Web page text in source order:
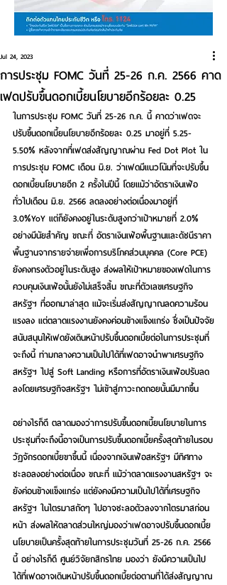
การประชุม FOMC วันที่ 25-26 ก.ค. 2566 คาด
เฟดปรับขึ้นดอกเบี้ยนโยบายอีกร้อยละ 0.25
Jul 24, 2023
ในการประชุม FOMC วันที่ 25-26 ก.ค. นี้ คาดว่าเฟดจะ
ปรับขึ้นดอกเบี้ยนโยบายอีกร้อยละ 0.25 มาอยู่ที่ 5.25-
5.50% หลังจากที่เฟดส่งสัญญาณผ่าน Fed Dot Plot ใน
การประชุม FOMC เดือน มิ.ย. ว่าเฟดมีแนวโน้มที่จะปรับขึ้น
ดอกเบี้ยนโยบายอีก 2 ครั้งในปีนี้ โดยแม้ว่าอัตราเงินเฟ้อ
ทั่วไปเดือน มิ.ย. 2566 ลดลงอย่างต่อเนื่องมาอยู่ที่
3.0%YoY แต่ก็ยังคงอยู่ในระดับสูงกว่าเป้าหมายที่ 2.0%
อย่างมีนัยสำคัญ ขณะที่ อัตราเงินเฟ้อพื้นฐานและดัชนีราคา
พื้นฐานจากรายจ่ายเพื่อการบริโภคส่วนบุคคล (Core PCE)
ยังคงทรงตัวอยู่ในระดับสูง ส่งผลให้เป้าหมายของเฟดในการ
ควบคุมเงินเฟ้อนั้นยังไม่เสร็จสิ้น ขณะที่ตัวเลขเศรษฐกิจ
สหรัฐฯ ที่ออกมาล่าสุด แม้จะเริ่มส่งสัญญาณลดความร้อน
แรงลง แต่ตลาดแรงงานยังคงค่อนข้างแข็งแกร่ง ซึ่งเป็นปัจจัย
สนับสนุนให้เฟดยังเดินหน้าปรับขึ้นดอกเบี้ยต่อในการประชุมที่
จะถึงนี้ ท่ามกลางความเป็นไปได้ที่เฟดอาจนำพาเศรษฐกิจ
สหรัฐฯ ไปสู่ Soft Landing หรือการที่อัตราเงินเฟ้อปรับลด
ลงโดยเศรษฐกิจสหรัฐฯ ไม่เข้าสู่ภาวะถดถอยนั้นมีมากขึ้น
อย่างไรก็ดี ตลาดมองว่าการปรับขึ้นดอกเบี้ยนโยบายในการ
ประชุมที่จะถึงนี้อาจเป็นการปรับขึ้นดอกเบี้ยครั้งสุดท้ายในรอบ
วัฏจักรดอกเบี้ยขาขึ้นนี้ เนื่องจากเงินเฟ้อสหรัฐฯ มีทิศทาง
ชะลอลงอย่างต่อเนื่อง ขณะที่ แม้ว่าตลาดแรงงานสหรัฐฯ จะ
ยังค่อนข้างแข็งแกร่ง แต่ยังคงมีความเป็นไปได้ที่เศรษฐกิจ
สหรัฐฯ ในไตรมาสถัดๆ ไปอาจชะลอตัวลงจากไตรมาสก่อน
หน้า ส่งผลให้ตลาดส่วนใหญ่มองว่าเฟดอาจปรับขึ้นดอกเบี้ย
นโยบายเป็นครั้งสุดท้ายในการประชุมวันที่ 25-26 ก.ค. 2566
นี้ อย่างไรก็ดี ศูนย์วิจัยกสิกรไทย มองว่า ยังมีความเป็นไป
ได้ที่เฟดอาจเดินหน้าปรับขึ้นดอกเบี้ยต่อตามที่ได้ส่งสัญญาณ